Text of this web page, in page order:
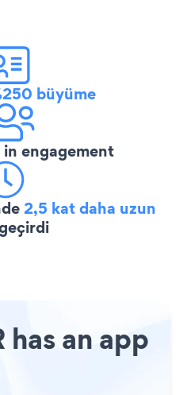
büyüme
in engagement
2,5 kat daha uzun
has an app